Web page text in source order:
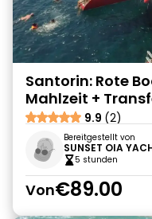
Santorin: Rote
Mahlzeit +
9.9 (2)
Bereitgestellt von
SUNSET OIA
5 stunden
Von€89.00